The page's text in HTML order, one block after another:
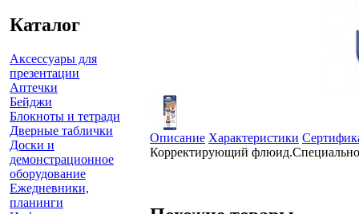
Каталог
Аксессуары для
презентации
Аптечки
Бейджи
Блокноты и тетради
Дверные таблички
Доски и
демонстрационное
оборудование
Ежедневники,
планинги
Описание Характеристики
Корректирующий флюид.Специально